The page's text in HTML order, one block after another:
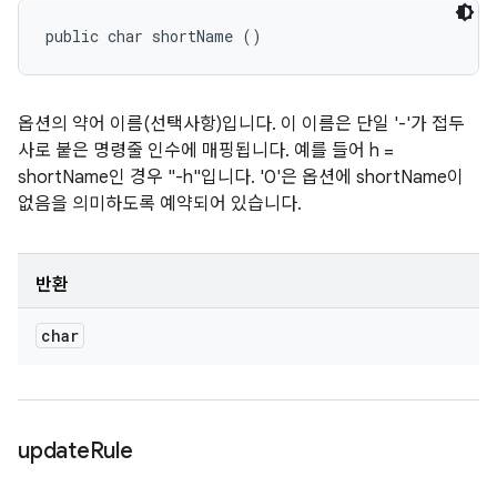
public char shortName ()
옵션의 약어 이름(선택사항)입니다. 이 이름은 단일 '-'가 접두
사로 붙은 명령줄 인수에 매핑됩니다. 예를 들어 h =
shortName인 경우 "-h"입니다. '0'은 옵션에 shortName이
없음을 의미하도록 예약되어 있습니다.
반환
char
updateRule